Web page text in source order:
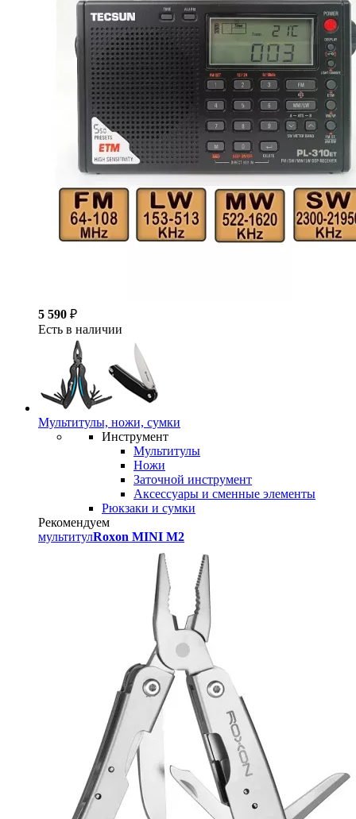
5 590 ₽
Есть в наличии
Мультитулы, ножи, сумки
Инструмент
Мультитулы
Ножи
Заточной инструмент
Аксессуары и сменные элементы
Рюкзаки и сумки
Рекомендуем
мультитулRoxon MINI M2